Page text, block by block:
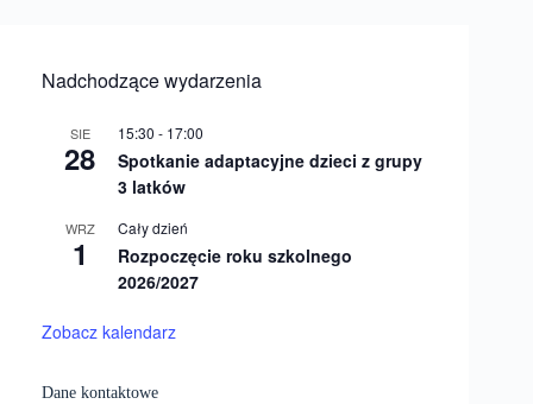
Nadchodzące wydarzenia
SIE
28
15:30 - 17:00
Spotkanie adaptacyjne dzieci z grupy
3 latków
WRZ
1
Cały dzień
Rozpoczęcie roku szkolnego
2026/2027
Zobacz kalendarz
Dane kontaktowe